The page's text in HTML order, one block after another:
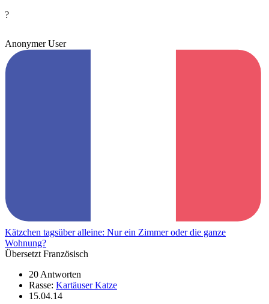
?
Anonymer User
Kätzchen tagsüber alleine: Nur ein Zimmer oder die ganze
Wohnung?
Übersetzt Französisch
20 Antworten
Rasse: Kartäuser Katze
15.04.14